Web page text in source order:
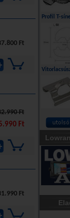
Ft
Ft
Ft
Ft
Profil T-